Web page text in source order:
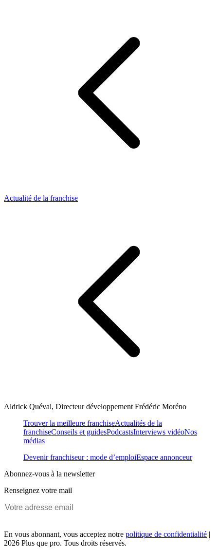
Actualité de la franchise
Aldrick Quéval, Directeur développement Frédéric Moréno
Trouver la meilleure franchiseActualités de la
franchiseConseils et guidesPodcastsInterviews vidéoNos
médias
Devenir franchiseur : mode d’emploiEspace annonceur
Abonnez-vous à la newsletter
Renseignez votre mail
En vous abonnant, vous acceptez notre politique de confidentialité |
2026 Plus que pro. Tous droits réservés.